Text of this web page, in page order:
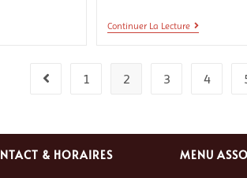
Continuer La Lecture
1 2 3 4
& HORAIRES MENU